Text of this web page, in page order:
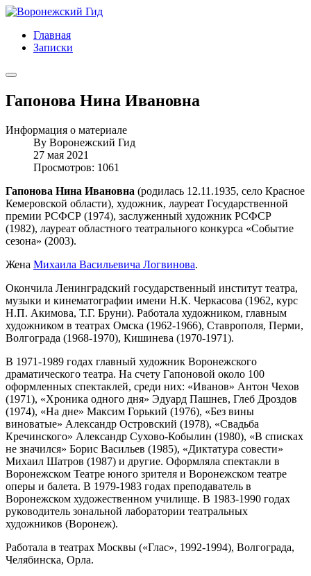
Главная
Записки
Гапонова Нина Ивановна
Информация о материале
By Воронежский Гид
27 мая 2021
Просмотров: 1061
Гапонова Нина Ивановна (родилась 12.11.1935, село Красное
Кемеровской области), художник, лауреат Государственной
премии РСФСР (1974), заслуженный художник РСФСР
(1982), лауреат областного театрального конкурса «Событие
сезона» (2003).
Жена Михаила Васильевича Логвинова.
Окончила Ленинградский государственный институт театра,
музыки и кинематографии имени Н.К. Черкасова (1962, курс
Н.П. Акимова, Т.Г. Бруни). Работала художником, главным
художником в театрах Омска (1962-1966), Ставрополя, Перми,
Волгограда (1968-1970), Кишинева (1970-1971).
В 1971-1989 годах главный художник Воронежского
драматического театра. На счету Гапоновой около 100
оформленных спектаклей, среди них: «Иванов» Антон Чехов
(1971), «Хроника одного дня» Эдуард Пашнев, Глеб Дроздов
(1974), «На дне» Максим Горький (1976), «Без вины
виноватые» Александр Островский (1978), «Свадьба
Кречинского» Александр Сухово-Кобылин (1980), «В списках
не значился» Борис Васильев (1985), «Диктатура совести»
Михаил Шатров (1987) и другие. Оформляла спектакли в
Воронежском Театре юного зрителя и Воронежском театре
оперы и балета. В 1979-1983 годах преподаватель в
Воронежском художественном училище. В 1983-1990 годах
руководитель зональной лаборатории театральных
художников (Воронеж).
Работала в театрах Москвы («Глас», 1992-1994), Волгограда,
Челябинска, Орла.